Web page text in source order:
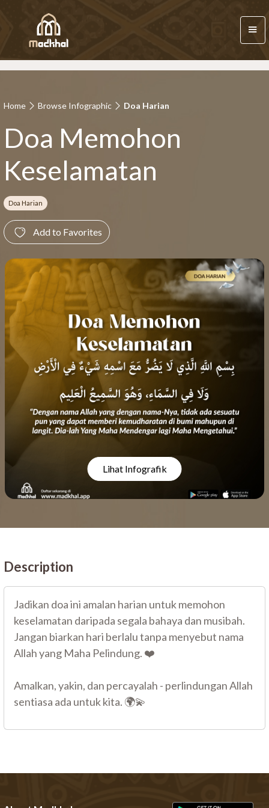
Home Browse Infographic Doa Harian
Doa Memohon
Keselamatan
Doa Harian
Add to Favorites
Lihat Infografik
Description
Jadikan doa ini amalan harian untuk memohon
keselamatan daripada segala bahaya dan musibah.
Jangan biarkan hari berlalu tanpa menyebut nama
Allah yang Maha Pelindung. ❤️
Amalkan, yakin, dan percayalah - perlindungan Allah
sentiasa ada untuk kita. 🌍💫